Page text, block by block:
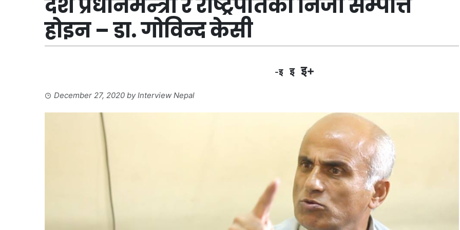
होइन – डा. गोविन्द केसी
-इ इ इ+
December 27, 2020 byInterview Nepal